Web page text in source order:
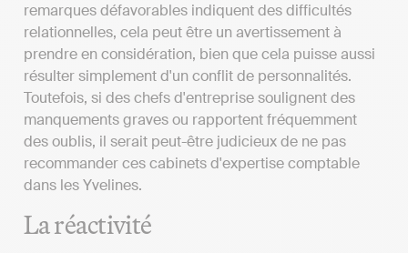
remarques défavorables indiquent des difficultés
relationnelles, cela peut être un avertissement à
prendre en considération, bien que cela puisse aussi
résulter simplement d'un conflit de personnalités.
Toutefois, si des chefs d'entreprise soulignent des
manquements graves ou rapportent fréquemment
des oublis, il serait peut-être judicieux de ne pas
recommander ces cabinets d'expertise comptable
dans les Yvelines.
La réactivité